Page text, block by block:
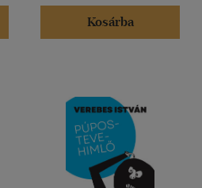
Kosárba